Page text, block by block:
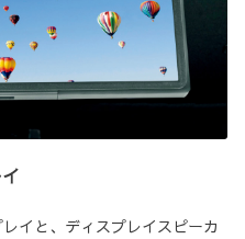
イと、ディスプレイスピーカ